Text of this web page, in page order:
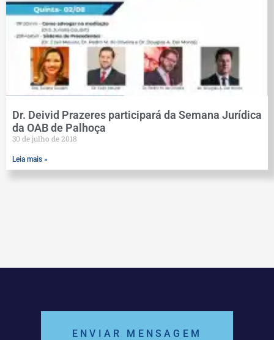
Dr. Deivid Prazeres participará da Semana Jurídica
da OAB de Palhoça
30 de julho de 2018
Leia mais »
ENVIAR MENSAGEM